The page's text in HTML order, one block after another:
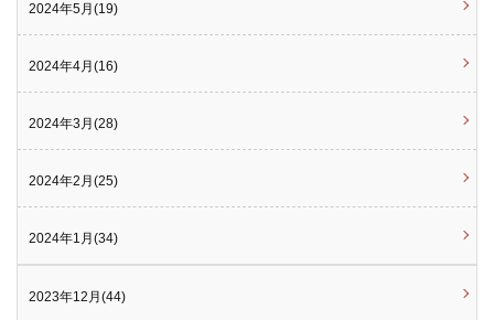
2024年5月(19)
2024年4月(16)
2024年3月(28)
2024年2月(25)
2024年1月(34)
2023年12月(44)